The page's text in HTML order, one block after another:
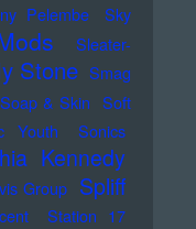
Pelembe
Sky
Sleater-
Stone Smag
Soap & Skin Soft
Youth
Sonics
Kennedy
Group Spliff
Station 17